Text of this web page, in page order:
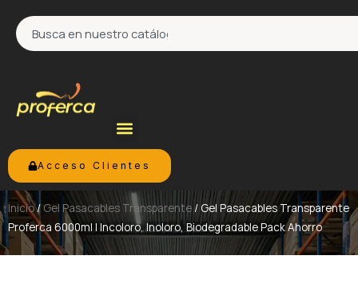
contenido
Search
Acceso Clientes
Inicio/ Gel Pasacables Transparente/ Gel Pasacables Transparente
Proferca 6000ml | Incoloro, Inoloro, Biodegradable Pack Ahorro